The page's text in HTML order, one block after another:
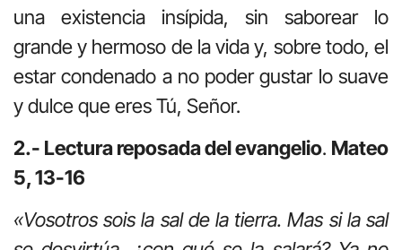
una existencia insípida, sin saborear lo
grande y hermoso de la vida y, sobre todo, el
estar condenado a no poder gustar lo suave
y dulce que eres Tú, Señor.
2.- Lectura reposada del evangelio. Mateo
5, 13-16
«Vosotros sois la sal de la tierra. Mas si la sal